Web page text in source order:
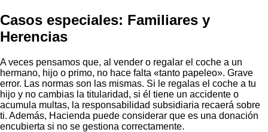
Casos especiales: Familiares y
Herencias
A veces pensamos que, al vender o regalar el coche a un
hermano, hijo o primo, no hace falta «tanto papeleo». Grave
error. Las normas son las mismas. Si le regalas el coche a tu
hijo y no cambias la titularidad, si él tiene un accidente o
acumula multas, la responsabilidad subsidiaria recaerá sobre
ti. Además, Hacienda puede considerar que es una donación
encubierta si no se gestiona correctamente.